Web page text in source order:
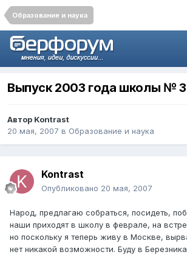
Образование и наука
Выпуск 2003 года школы № 3
Автор Kontrast
20 мая, 2007 в Образование и наука
Kontrast
Опубликовано 20 мая, 2007
Народ, предлагаю собраться, посидеть,
наши приходят в школу в феврале, на
но поскольку я теперь живу в Москве,
нет никакой возможности. Буду в